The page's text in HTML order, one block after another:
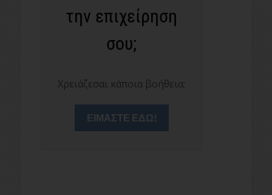
την επιχείρηση
σου;
Χρειάζεσαι κάποια βοήθεια;
ΕΙΜΑΣΤΕ ΕΔΩ!